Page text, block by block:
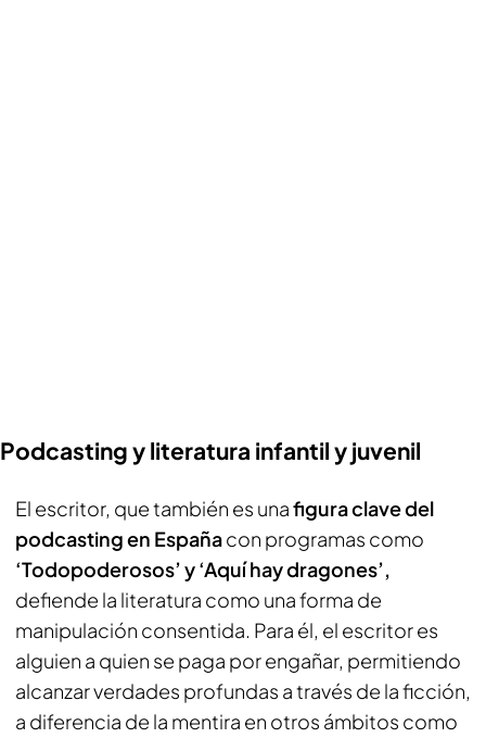
Podcasting y literatura infantil y juvenil
El escritor, que también es unafigura clave del
podcasting en Españacon programas como
‘Todopoderosos’ y ‘Aquí hay dragones’,
defiende la literatura como una forma de
manipulación consentida. Para él, el escritor es
alguien a quien se paga por engañar, permitiendo
alcanzar verdades profundas a través de la ficción,
a diferencia de la mentira en otros ámbitos como